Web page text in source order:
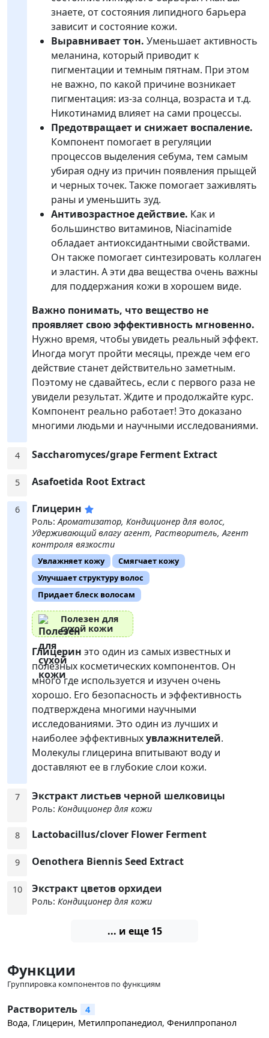
знаете, от состояния липидного барьера
зависит и состояние кожи.
Выравнивает тон. Уменьшает активность
меланина, который приводит к
пигментации и темным пятнам. При этом
не важно, по какой причине возникает
пигментация: из-за солнца, возраста и т.д.
Никотинамид влияет на сами процессы.
Предотвращает и снижает воспаление.
Компонент помогает в регуляции
процессов выделения себума, тем самым
убирая одну из причин появления прыщей
и черных точек. Также помогает заживлять
раны и уменьшить зуд.
Антивозрастное действие. Как и
большинство витаминов, Niacinamide
обладает антиоксидантными свойствами.
Он также помогает синтезировать коллаген
и эластин. А эти два вещества очень важны
для поддержания кожи в хорошем виде.
Важно понимать, что вещество не
проявляет свою эффективность мгновенно.
Нужно время, чтобы увидеть реальный эффект.
Иногда могут пройти месяцы, прежде чем его
действие станет действительно заметным.
Поэтому не сдавайтесь, если с первого раза не
увидели результат. Ждите и продолжайте курс.
Компонент реально работает! Это доказано
многими людьми и научными исследованиями.
4 Saccharomyces/​grape Ferment Extract
5 Asafoetida Root Extract
6 Глицерин
Роль: Ароматизатор, Кондиционер для волос,
Удерживающий влагу агент, Растворитель, Агент
контроля вязкости
Увлажняет кожу
Смягчает кожу
Улучшает структуру волос
Придает блеск волосам
Полезен для
сухой кожи
Глицерин это один из самых известных и
полезных косметических компонентов. Он
много где используется и изучен очень
хорошо. Его безопасность и эффективность
подтверждена многими научными
исследованиями. Это один из лучших и
наиболее эффективныхувлажнителей.
Молекулы глицерина впитывают воду и
доставляют ее в глубокие слои кожи.
7 Экстракт листьев черной шелковицы
Роль: Кондиционер для кожи
8 Lactobacillus/​clover Flower Ferment
9 Oenothera Biennis Seed Extract
10 Экстракт цветов орхидеи
Роль: Кондиционер для кожи
... и еще 15
Функции
Группировка компонентов по функциям
Растворитель
4
Вода, Глицерин, Метилпропанедиол, Фенилпропанол